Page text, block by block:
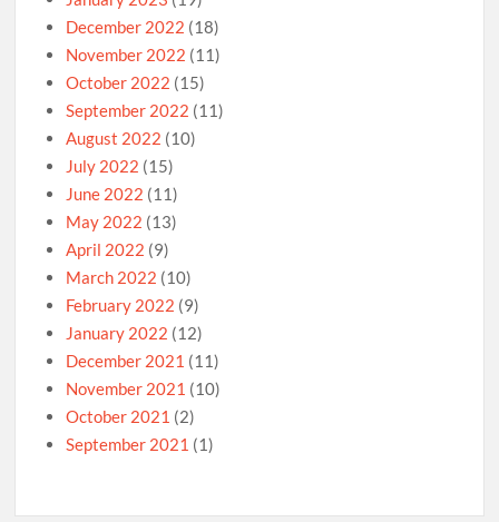
December 2022 (18)
November 2022 (11)
October 2022 (15)
September 2022 (11)
August 2022 (10)
July 2022 (15)
June 2022 (11)
May 2022 (13)
April 2022 (9)
March 2022 (10)
February 2022 (9)
January 2022 (12)
December 2021 (11)
November 2021 (10)
October 2021 (2)
September 2021 (1)